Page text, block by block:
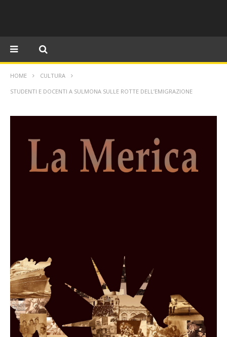
HOME CULTURA
STUDENTI E DOCENTI A SULMONA SULLE ROTTE DELL’EMIGRAZIONE